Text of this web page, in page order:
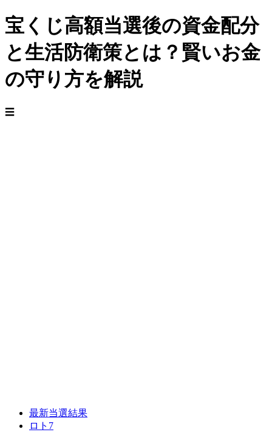
宝くじ高額当選後の資金配分
と生活防衛策とは？賢いお金
の守り方を解説
☰
最新当選結果
ロト7